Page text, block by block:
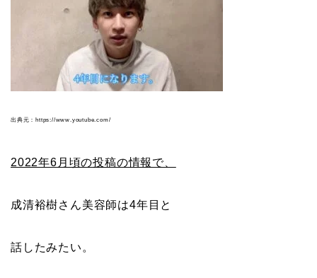
出典元：https://www.youtube.com/
2022年6月頃の投稿の情報で、
成清裕樹さん美容師は4年目と
話したみたい。